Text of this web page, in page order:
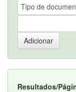
Resultados/